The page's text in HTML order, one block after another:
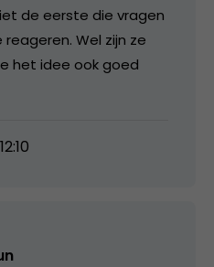
de eerste die vragen
Wel zijn ze
het idee ook goed